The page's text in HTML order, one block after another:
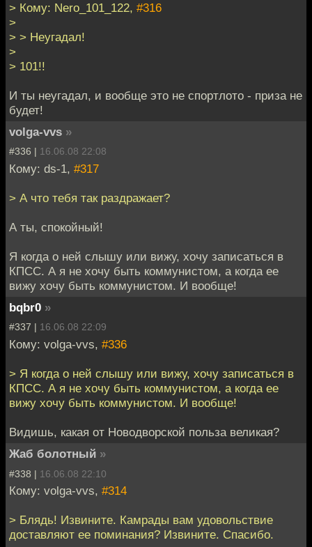
> Кому: Nero_101_122, #316
>
> > Неугадал!
>
> 101!!
И ты неугадал, и вообще это не спортлото - приза не
будет!
volga-vvs »
#336 | 16.06.08 22:08
Кому: ds-1, #317
> А что тебя так раздражает?
А ты, спокойный!
Я когда о ней слышу или вижу, хочу записаться в
КПСС. А я не хочу быть коммунистом, а когда ее
вижу хочу быть коммунистом. И вообще!
bqbr0 »
#337 | 16.06.08 22:09
Кому: volga-vvs, #336
> Я когда о ней слышу или вижу, хочу записаться в
КПСС. А я не хочу быть коммунистом, а когда ее
вижу хочу быть коммунистом. И вообще!
Видишь, какая от Новодворской польза великая?
Жаб болотный »
#338 | 16.06.08 22:10
Кому: volga-vvs, #314
> Блядь! Извините. Камрады вам удовольствие
доставляют ее поминания? Извините. Спасибо.